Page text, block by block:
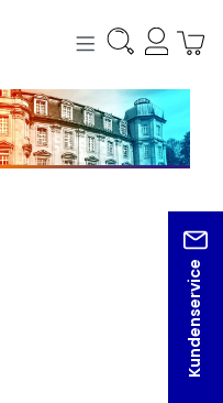
Kundenservice